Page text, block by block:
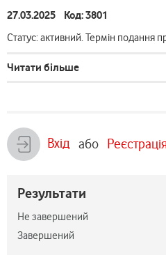
27.03.2025 Код: 3801
Статус: активний. Термін подання
Читати більше
Вхід або Реєстрація
Результати
Не завершений
Завершений